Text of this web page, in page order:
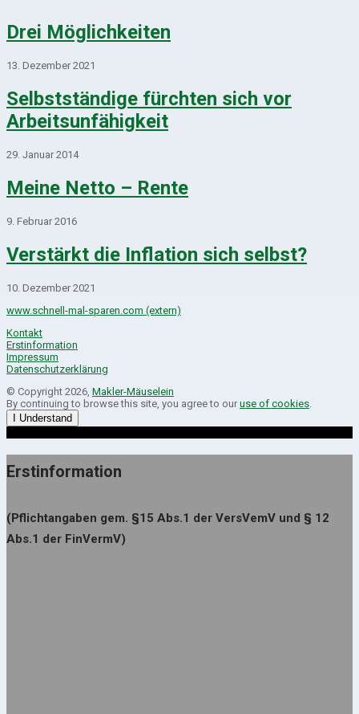
Drei Möglichkeiten
13. Dezember 2021
Selbstständige fürchten sich vor
Arbeitsunfähigkeit
29. Januar 2014
Meine Netto – Rente
9. Februar 2016
Verstärkt die Inflation sich selbst?
10. Dezember 2021
www.schnell-mal-sparen.com (extern)
Kontakt
Erstinformation
Impressum
Datenschutzerklärung
© Copyright 2026, Makler-Mäuselein
By continuing to browse this site, you agree to our use of cookies
I Understand
Erstinformation
(Pflichtangaben gem. §15 Abs.1 der VersVemV und § 12
Abs.1 der FinVermV)